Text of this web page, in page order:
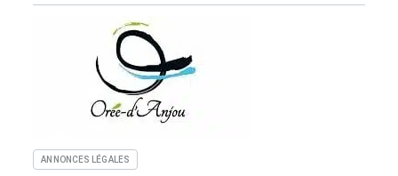
ANNONCES LÉGALES